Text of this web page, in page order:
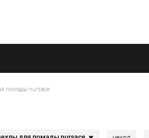
помады nursace